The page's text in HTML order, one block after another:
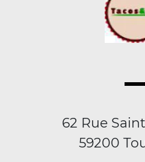
62 Rue
59200